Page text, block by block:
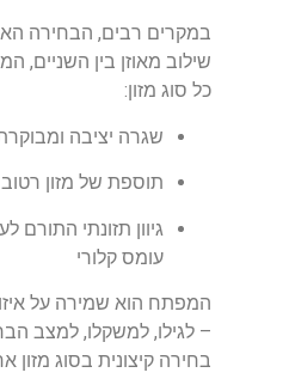
במקרים רבים, הבחירה
שילוב מאוזן בין השניים,
כל סוג מזון:
שגרה יציבה
תוספת של מזון רטוב
גיוון תזונתי התורם
עומס קלורי
המפתח הוא שמירה על
– לגילו, למשקלו, למצב
בחירה קיצונית בסוג מזון